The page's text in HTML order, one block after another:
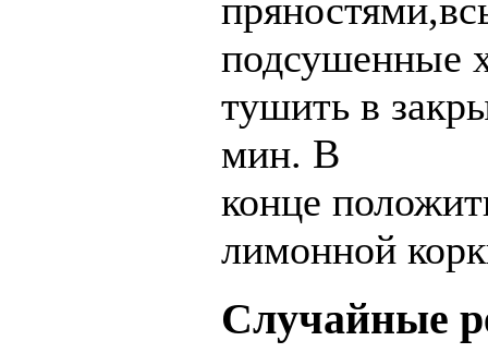
подсушенные
тушить в
мин. В
конце
лимонной
Случайные